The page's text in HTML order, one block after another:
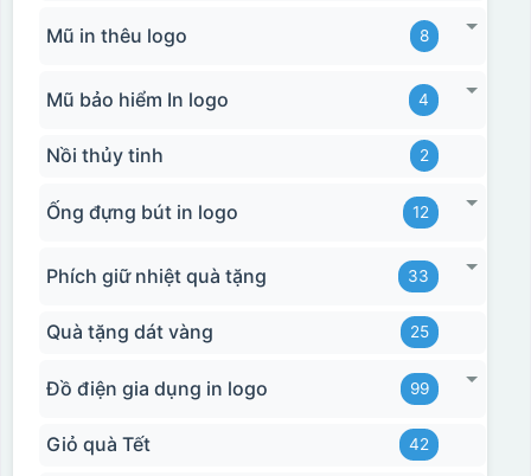
Mũ in thêu logo 8
Mũ bảo hiểm In logo 4
Nồi thủy tinh 2
Ống đựng bút in logo 12
Phích giữ nhiệt quà tặng 33
Quà tặng dát vàng 25
Đồ điện gia dụng in logo 99
Giỏ quà Tết 42